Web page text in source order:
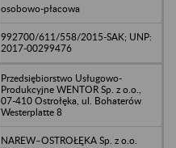
osobowo-płacowa
992700/611/558/2015-SAK; UNP:
2017-00299476
Przedsiębiorstwo Usługowo-
Produkcyjne WENTOR Sp. z o.o.,
07-410 Ostrołęka, ul. Bohaterów
Westerplatte 8
NAREW–OSTROŁĘKA Sp. z o.o.